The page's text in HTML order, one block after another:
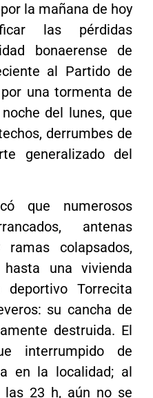
la mañana de hoy
las pérdidas
bonaerense de
al Partido de
una tormenta de
del lunes, que
derrumbes de
generalizado del
que numerosos
antenas
colapsados,
una vivienda
Torrecita
su cancha de
destruida. El
interrumpido de
en la localidad; al
23 h, aún no se